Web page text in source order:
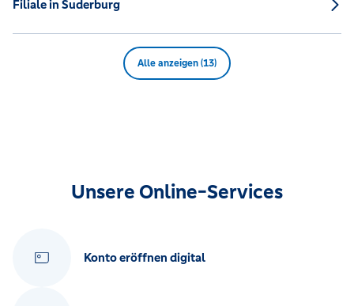
Filiale in Suderburg
Alle anzeigen (13)
Unsere Online-Services
Konto eröffnen digital